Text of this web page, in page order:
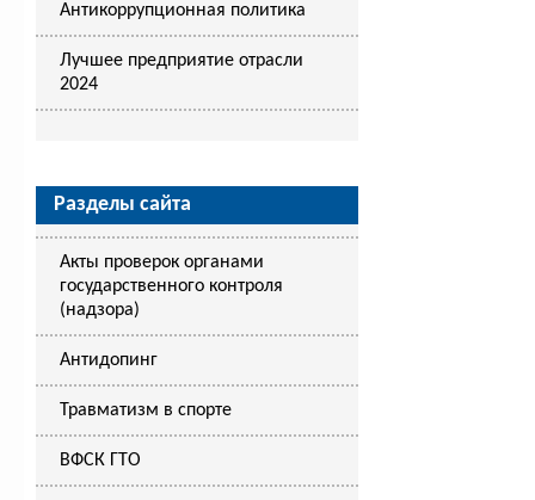
Антикоррупционная политика
Лучшее предприятие отрасли
2024
Разделы сайта
Акты проверок органами
государственного контроля
(надзора)
Антидопинг
Травматизм в спорте
ВФСК ГТО